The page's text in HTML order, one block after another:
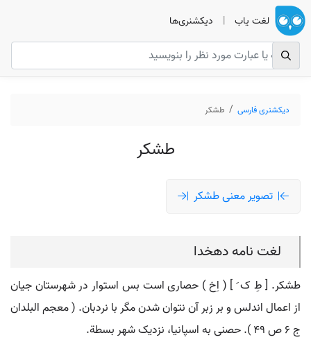
لغت یاب | دیکشنری‌ها
دیکشنری فارسی طشکر
طشکر
تصویر معنی طشکر
لغت نامه دهخدا
طشکر. [ طِ ک َ ] ( اِخ ) حصاری است بس استوار در شهرستان جیان
از اعمال اندلس و بر زبر آن نتوان شدن مگر با نردبان. ( معجم البلدان
ج 6 ص 49 ). حصنی به اسپانیا، نزدیک شهر بسطة.